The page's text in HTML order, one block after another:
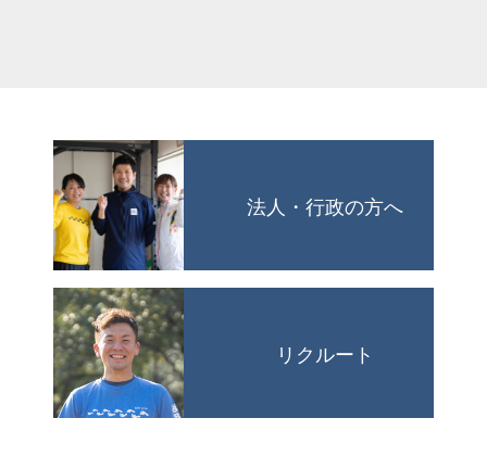
法人・行政の方へ
リクルート